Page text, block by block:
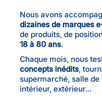
Nous avons
dizaines de marques
de produits, de
18 à 80 ans.
Chaque mois, nous
concepts inédits,
supermarché, salle
intérieur, extérieur…